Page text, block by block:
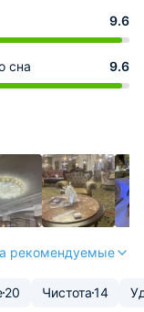
9.6
сна 9.6
рекомендуемые
20 Чистота14